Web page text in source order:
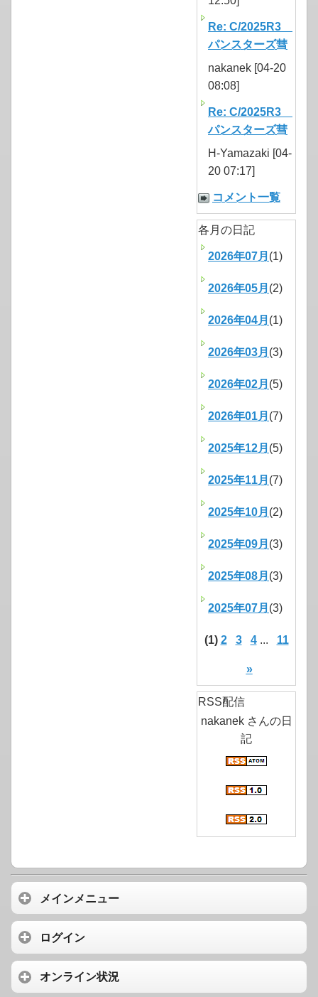
Re: C/2025R3
パンスターズ彗
nakanek [04-20
08:08]
Re: C/2025R3
パンスターズ彗
H-Yamazaki [04-
20 07:17]
コメント一覧
各月の日記
2026年07月 (1)
2026年05月 (2)
2026年04月 (1)
2026年03月 (3)
2026年02月 (5)
2026年01月 (7)
2025年12月 (5)
2025年11月 (7)
2025年10月 (2)
2025年09月 (3)
2025年08月 (3)
2025年07月 (3)
(1) 2 3 4... 11
»
RSS配信
nakanek さんの日
記
メインメニュー
ログイン
オンライン状況